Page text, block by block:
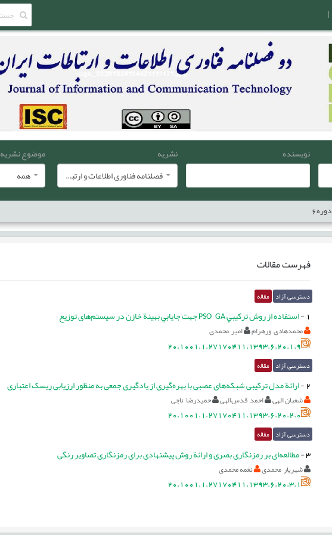
نویسنده
نشریه
فصلنامه فناوری اطلاعات و ارتباطات ایران
موضوع نشریه
همه
دوره6
فهرست مقالات
دسترسی آزاد مقاله
1
-استفاده از روش تركيبي PSO – GA جهت جايابي بهينة خازن در سیستم‌های توزيع
محمدهادی ورهرام امیر محمدی
20.1001.1.27170411.1393.6.20.1.9
دسترسی آزاد مقاله
2
-ارائة مدل ترکیبی شبکه‌های عصبی با بهره‌گیری از یادگیری جمعی به منظور ارزیابی ریسک اعتباری
شعبان الهی احمد قدس‌الهی حمیدرضا ناجی
20.1001.1.27170411.1393.6.20.2.0
دسترسی آزاد مقاله
3
-مطالعه‌ای بر رمز‌نگاری بصری و ارائة‌ روش پیشنهادی برای رمزنگاری تصاویر رنگی
شهریار محمدی نغمه محمدی
20.1001.1.27170411.1393.6.20.3.1
|